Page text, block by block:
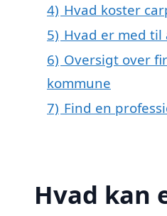
4) Hvad koster
5) Hvad er med
6) Oversigt over
kommune
7) Find en
Hvad kan